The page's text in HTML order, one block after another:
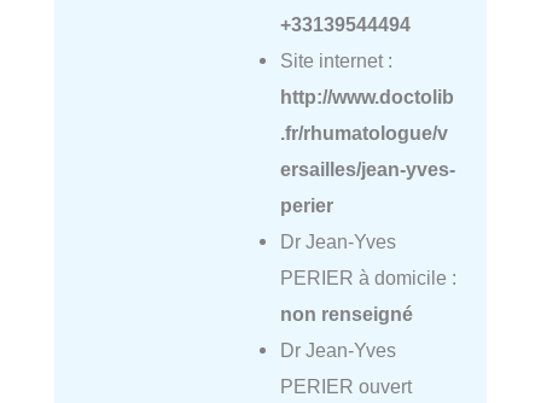
+33139544494
Site internet :
http://www.doctolib
.fr/rhumatologue/v
ersailles/jean-yves-
perier
Dr Jean-Yves
PERIER à domicile :
non renseigné
Dr Jean-Yves
PERIER ouvert